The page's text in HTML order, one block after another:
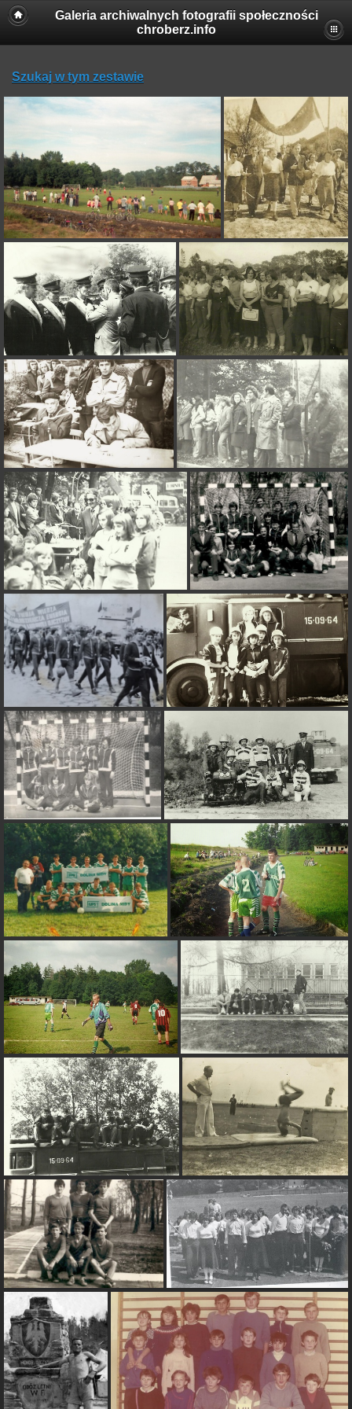
Galeria archiwalnych fotografii społeczności
chroberz.info
Szukaj w tym zestawie